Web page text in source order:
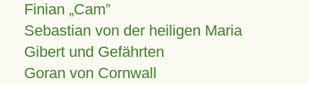
Finian Cam
Sebastian von der heiligen Maria
Gibert und Gefährten
Goran von Cornwall